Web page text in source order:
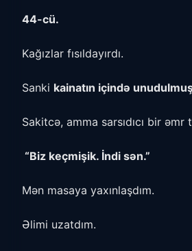
44-cü.
Kağızlar fısıldayırdı.
Sanki kainatın içində
Sakitcə, amma sarsıdıcı bir əmr
“Biz keçmişik. İndi sən.”
Mən masaya yaxınlaşdım.
Əlimi uzatdım.